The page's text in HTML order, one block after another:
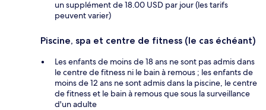
un supplément de 18.00 USD par jour (les tarifs
peuvent varier)
Piscine, spa et centre de fitness (le cas échéant)
Les enfants de moins de 18 ans ne sont pas admis dans
le centre de fitness ni le bain à remous ; les enfants de
moins de 12 ans ne sont admis dans la piscine, le centre
de fitness et le bain à remous que sous la surveillance
d'un adulte